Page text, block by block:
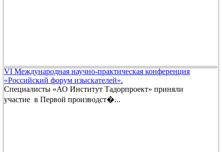
VI Международная научно-практическая конференция
«Российский форум изыскателей».
Специалисты «АО Институт Тадорпроект» приняли
участие в Первой производст�...